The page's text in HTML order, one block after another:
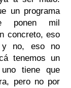
un programa
ponen mil
concreto, eso
y no, eso no
tenemos un
tiene que
pero no por